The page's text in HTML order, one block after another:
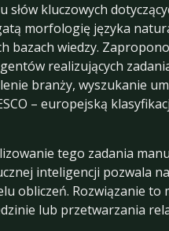
kluczowych
morfologię języka
bazach wiedzy.
realizujących
branży, wyszukanie
– europejską
tego zadania
inteligencji pozwala
obliczeń. Rozwiązanie to
lub przetwarzania